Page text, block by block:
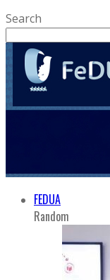
Search
FEDUA
Random